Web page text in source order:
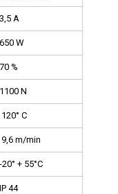
3,5 A
650 W
70 %
1100 N
120° C
9,6 m/min
-20° + 55°C
IP 44